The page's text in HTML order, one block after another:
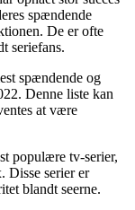
spændende
De er ofte
seriefans.
spændende og
Denne liste kan
at være
populære tv-serier,
Disse serier er
blandt seerne.